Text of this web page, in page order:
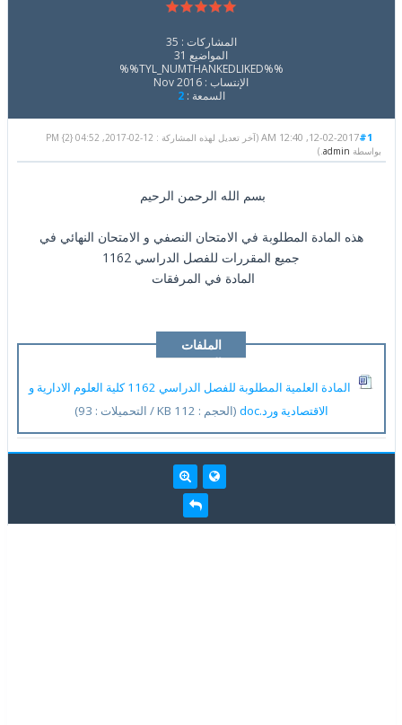
المشاركات : 35
المواضيع 31
%%TYL_NUMTHANKEDLIKED%%
الإنتساب : Nov 2016
السمعة :2
#1
12-02-2017, 12:40 AM
(آخر تعديل لهذه المشاركة : 12-02-2017, 04:52 PM {2}
بواسطةadmin
.)
بسم الله الرحمن الرحيم
هذه المادة المطلوبة في الامتحان النصفي و الامتحان النهائي في
جميع المقررات للفصل الدراسي 1162
المادة في المرفقات
الملفات
المرفقة
المادة العلمية المطلوبة للفصل الدراسي 1162 كلية العلوم الادارية و
الاقتصادية ورد.doc
(الحجم : 112 KB / التحميلات : 93)